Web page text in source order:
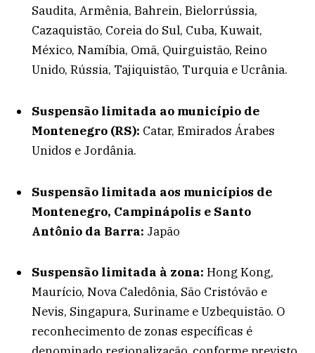
Saudita, Armênia, Bahrein, Bielorrússia,
Cazaquistão, Coreia do Sul, Cuba, Kuwait,
México, Namíbia, Omã, Quirguistão, Reino
Unido, Rússia, Tajiquistão, Turquia e Ucrânia.
Suspensão limitada ao município de
Montenegro (RS): Catar, Emirados Árabes
Unidos e Jordânia.
Suspensão limitada aos municípios de
Montenegro, Campinápolis e Santo
Antônio da Barra: Japão
Suspensão limitada à zona: Hong Kong,
Maurício, Nova Caledônia, São Cristóvão e
Nevis, Singapura, Suriname e Uzbequistão. O
reconhecimento de zonas específicas é